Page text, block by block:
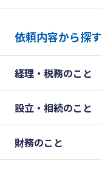
依頼内容から探す
経理・税務のこと
設立・相続のこと
財務のこと